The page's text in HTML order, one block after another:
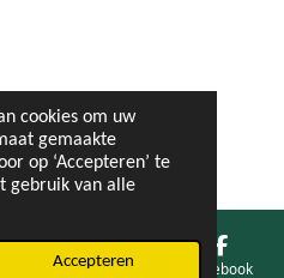
cookies om uw
gemaakte
op ‘Accepteren’ te
gebruik van alle
Accepteren Facebook